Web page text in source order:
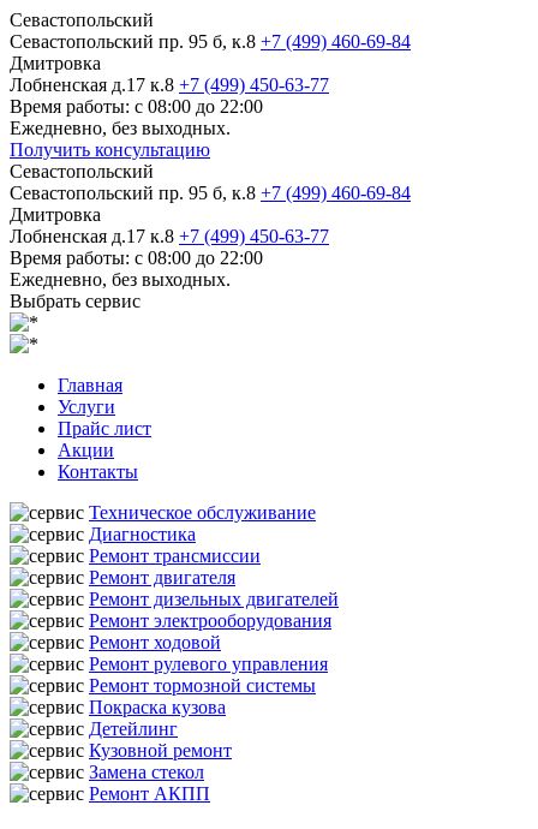
Севастопольский
Севастопольский пр. 95 б, к.8 +7 (499) 460-69-84
Дмитровка
Лобненская д.17 к.8 +7 (499) 450-63-77
Время работы: с 08:00 до 22:00
Ежедневно, без выходных.
Получить консультацию
Севастопольский
Севастопольский пр. 95 б, к.8 +7 (499) 460-69-84
Дмитровка
Лобненская д.17 к.8 +7 (499) 450-63-77
Время работы: с 08:00 до 22:00
Ежедневно, без выходных.
Выбрать сервис
Главная
Услуги
Прайс лист
Акции
Контакты
Техническое обслуживание
Диагностика
Ремонт трансмиссии
Ремонт двигателя
Ремонт дизельных двигателей
Ремонт электрооборудования
Ремонт ходовой
Ремонт рулевого управления
Ремонт тормозной системы
Покраска кузова
Детейлинг
Кузовной ремонт
Замена стекол
Ремонт АКПП